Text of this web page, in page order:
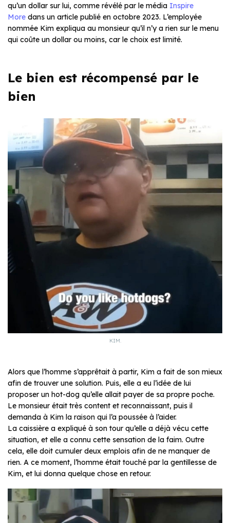
qu’un dollar sur lui, comme révélé par le média Inspire
More dans un article publié en octobre 2023. L’employée
nommée Kim expliqua au monsieur qu’il n’y a rien sur le menu
qui coûte un dollar ou moins, car le choix est limité.
Le bien est récompensé par le
bien
KIM.
Alors que l’homme s’apprêtait à partir, Kim a fait de son mieux
afin de trouver une solution. Puis, elle a eu l’idée de lui
proposer un hot-dog qu’elle allait payer de sa propre poche.
Le monsieur était très content et reconnaissant, puis il
demanda à Kim la raison qui l’a poussée à l’aider.
La caissière a expliqué à son tour qu’elle a déjà vécu cette
situation, et elle a connu cette sensation de la faim. Outre
cela, elle doit cumuler deux emplois afin de ne manquer de
rien. A ce moment, l’homme était touché par la gentillesse de
Kim, et lui donna quelque chose en retour.